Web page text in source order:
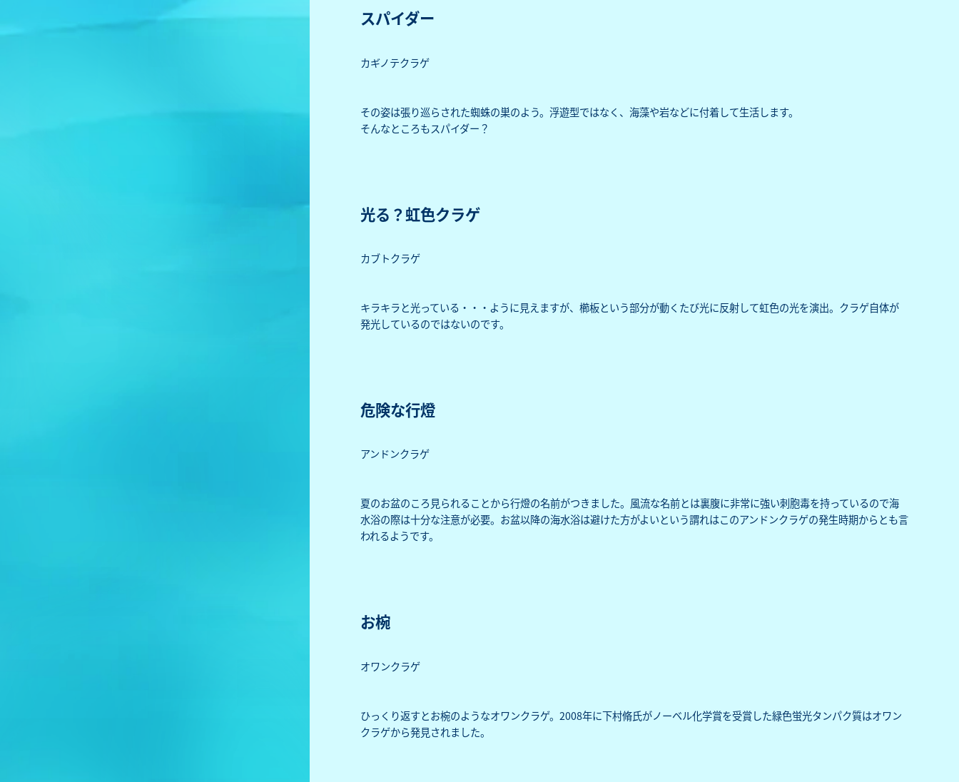
スパイダー
カギノテクラゲ
その姿は張り巡らされた蜘蛛の巣のよう。浮遊型ではなく、海藻や岩などに付着して生活します。
そんなところもスパイダー？
光る？虹色クラゲ
カブトクラゲ
キラキラと光っている・・・ように見えますが、櫛板という部分が動くたび光に反射して虹色の光を演出。クラゲ自体が
発光しているのではないのです。
危険な行燈
アンドンクラゲ
夏のお盆のころ見られることから行燈の名前がつきました。風流な名前とは裏腹に非常に強い刺胞毒を持っているので海
水浴の際は十分な注意が必要。お盆以降の海水浴は避けた方がよいという謂れはこのアンドンクラゲの発生時期からとも言
われるようです。
お椀
オワンクラゲ
ひっくり返すとお椀のようなオワンクラゲ。2008年に下村脩氏がノーベル化学賞を受賞した緑色蛍光タンパク質はオワン
クラゲから発見されました。